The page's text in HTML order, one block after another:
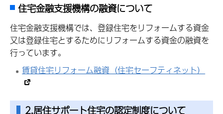
住宅金融支援機構の融資について
住宅金融支援機構では、登録住宅をリフォームする資金
又は登録住宅とするためにリフォームする資金の融資を
行っています。
賃貸住宅リフォーム融資（住宅セーフティネット）
2.居住サポート住宅の認定制度について